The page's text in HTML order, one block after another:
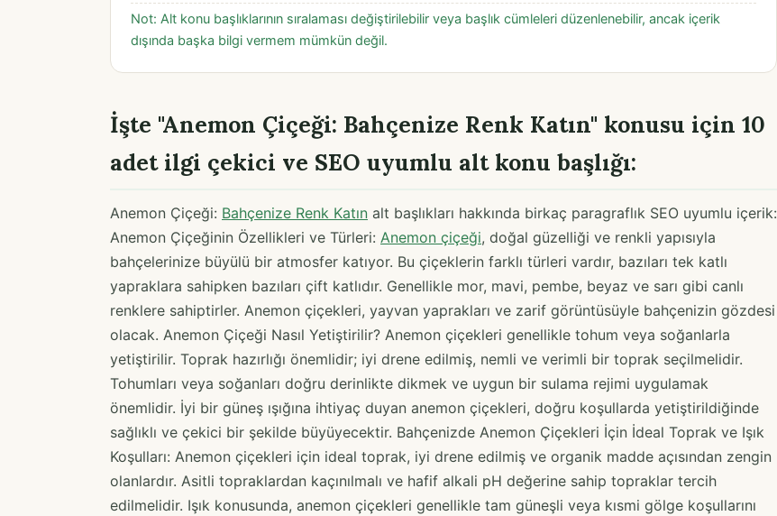
Not: Alt konu başlıklarının sıralaması değiştirilebilir veya başlık cümleleri düzenlenebilir, ancak içerik
dışında başka bilgi vermem mümkün değil.
İşte "Anemon Çiçeği: Bahçenize Renk Katın" konusu için 10
adet ilgi çekici ve SEO uyumlu alt konu başlığı:
Anemon Çiçeği: Bahçenize Renk Katın alt başlıkları hakkında birkaç paragraflık SEO uyumlu içerik:
Anemon Çiçeğinin Özellikleri ve Türleri: Anemon çiçeği, doğal güzelliği ve renkli yapısıyla
bahçelerinize büyülü bir atmosfer katıyor. Bu çiçeklerin farklı türleri vardır, bazıları tek katlı
yapraklara sahipken bazıları çift katlıdır. Genellikle mor, mavi, pembe, beyaz ve sarı gibi canlı
renklere sahiptirler. Anemon çiçekleri, yayvan yaprakları ve zarif görüntüsüyle bahçenizin gözdesi
olacak. Anemon Çiçeği Nasıl Yetiştirilir? Anemon çiçekleri genellikle tohum veya soğanlarla
yetiştirilir. Toprak hazırlığı önemlidir; iyi drene edilmiş, nemli ve verimli bir toprak seçilmelidir.
Tohumları veya soğanları doğru derinlikte dikmek ve uygun bir sulama rejimi uygulamak
önemlidir. İyi bir güneş ışığına ihtiyaç duyan anemon çiçekleri, doğru koşullarda yetiştirildiğinde
sağlıklı ve çekici bir şekilde büyüyecektir. Bahçenizde Anemon Çiçekleri İçin İdeal Toprak ve Işık
Koşulları: Anemon çiçekleri için ideal toprak, iyi drene edilmiş ve organik madde açısından zengin
olanlardır. Asitli topraklardan kaçınılmalı ve hafif alkali pH değerine sahip topraklar tercih
edilmelidir. Işık konusunda, anemon çiçekleri genellikle tam güneşli veya kısmi gölge koşullarını